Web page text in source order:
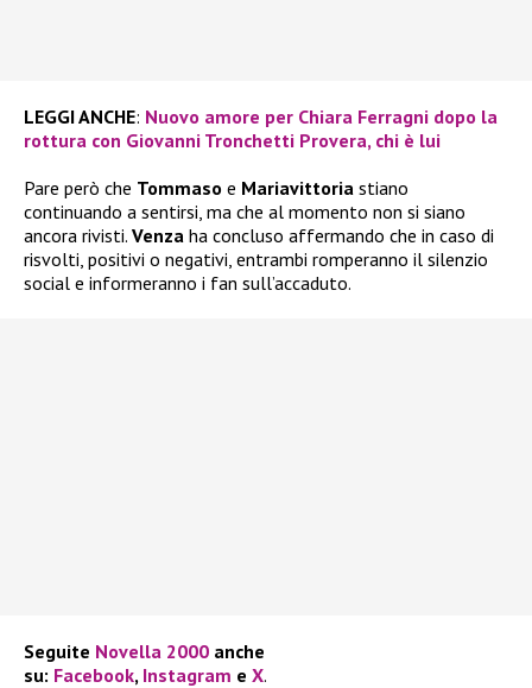
LEGGI ANCHE: Nuovo amore per Chiara Ferragni dopo la
rottura con Giovanni Tronchetti Provera, chi è lui
Pare però che Tommaso e Mariavittoria stiano
continuando a sentirsi, ma che al momento non si siano
ancora rivisti. Venza ha concluso affermando che in caso di
risvolti, positivi o negativi, entrambi romperanno il silenzio
social e informeranno i fan sull’accaduto.
Seguite Novella 2000 anche
su: Facebook, Instagram e X.